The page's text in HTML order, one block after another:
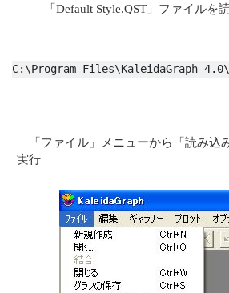
「Default Style.QST」ファイルを
C:\Program Files\KaleidaGraph
「ファイル」メニューから「読み
実行